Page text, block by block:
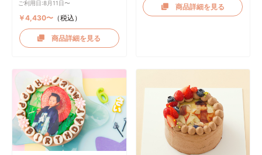
ご利用日:8月11日〜
￥4,430〜（税込）
商品詳細を見る
商品詳細を見る